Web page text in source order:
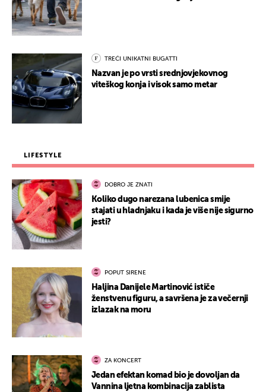
TREĆI UNIKATNI BUGATTI
Nazvan je po vrsti srednjovjekovnog
viteškog konja i visok samo metar
LIFESTYLE
DOBRO JE ZNATI
Koliko dugo narezana lubenica smije
stajati u hladnjaku i kada je više nije sigurno
jesti?
POPUT SIRENE
Haljina Danijele Martinović ističe
ženstvenu figuru, a savršena je za večernji
izlazak na moru
ZA KONCERT
Jedan efektan komad bio je dovoljan da
Vannina ljetna kombinacija zablista